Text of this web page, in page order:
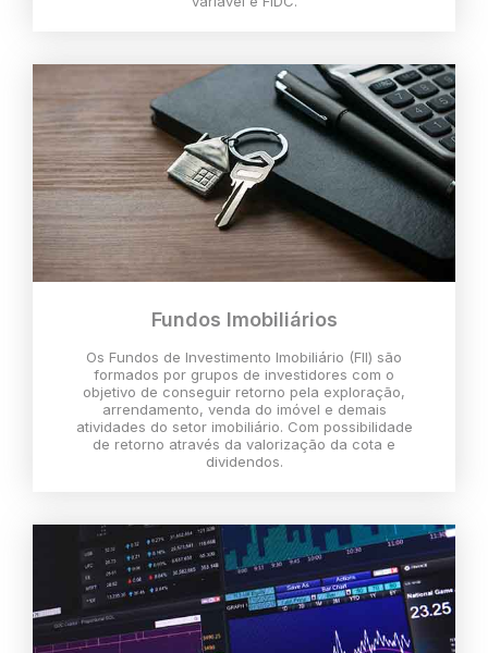
Fundos Imobiliários
Os Fundos de Investimento Imobiliário (FII) são
formados por grupos de investidores com o
objetivo de conseguir retorno pela exploração,
arrendamento, venda do imóvel e demais
atividades do setor imobiliário. Com possibilidade
de retorno através da valorização da cota e
dividendos.